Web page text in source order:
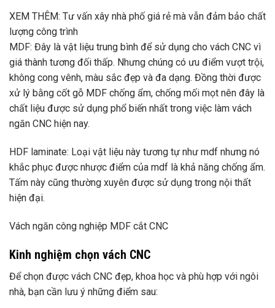
XEM THÊM: Tư vấn xây nhà phố giá rẻ mà vẫn đảm bảo chất
lượng công trình
MDF: Đây là vật liệu trung bình để sử dụng cho vách CNC vì
giá thành tương đối thấp. Nhưng chúng có ưu điểm vượt trội,
không cong vênh, màu sắc đẹp và đa dạng. Đồng thời được
xử lý bằng cốt gỗ MDF chống ẩm, chống mối mọt nên đây là
chất liệu được sử dụng phổ biến nhất trong việc làm vách
ngăn CNC hiện nay.
HDF laminate: Loại vật liệu này tương tự như mdf nhưng nó
khắc phục được nhược điểm của mdf là khả năng chống ẩm.
Tấm này cũng thường xuyên được sử dụng trong nội thất
hiện đại.
Vách ngăn công nghiệp MDF cắt CNC
Kinh nghiệm chọn vách CNC
Để chọn được vách CNC đẹp, khoa học và phù hợp với ngôi
nhà, bạn cần lưu ý những điểm sau: